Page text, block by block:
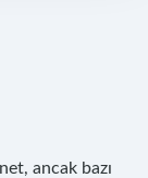
ancak bazı